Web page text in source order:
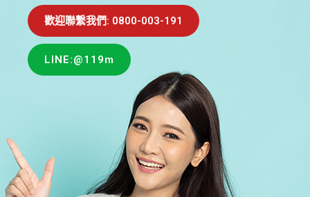
歡迎聯繫我們: 0800-003-191
LINE:@119m